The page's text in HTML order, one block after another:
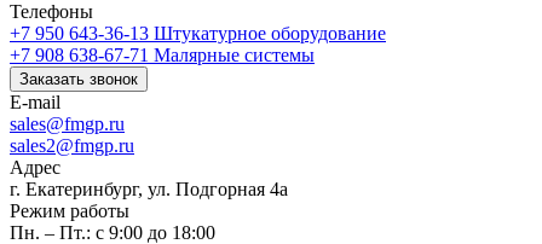
Телефоны
+7 950 643-36-13 Штукатурное оборудование
+7 908 638-67-71 Малярные системы
Заказать звонок
E-mail
sales@fmgp.ru
sales2@fmgp.ru
Адрес
г. Екатеринбург, ул. Подгорная 4а
Режим работы
Пн. – Пт.: с 9:00 до 18:00